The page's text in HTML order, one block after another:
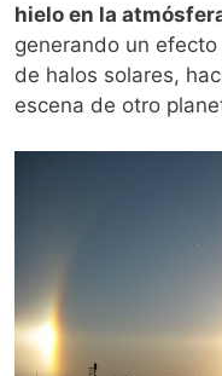
hielo en la
generando un
de halos solares,
escena de otro